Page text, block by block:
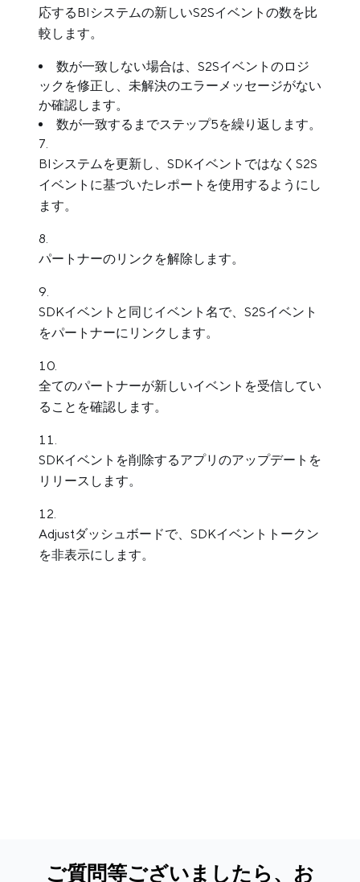
応するBIシステムの新しいS2Sイベントの数を比
較します。
数が一致しない場合は、S2Sイベントのロジ
ックを修正し、未解決のエラーメッセージがない
か確認します。
数が一致するまでステップ5を繰り返します。
BIシステムを更新し、SDKイベントではなくS2S
イベントに基づいたレポートを使用するようにし
ます。
パートナーのリンクを解除します。
SDKイベントと同じイベント名で、S2Sイベント
をパートナーにリンクします。
全てのパートナーが新しいイベントを受信してい
ることを確認します。
SDKイベントを削除するアプリのアップデートを
リリースします。
Adjustダッシュボードで、SDKイベントトークン
を非表示にします。
ご質問等ございましたら、お